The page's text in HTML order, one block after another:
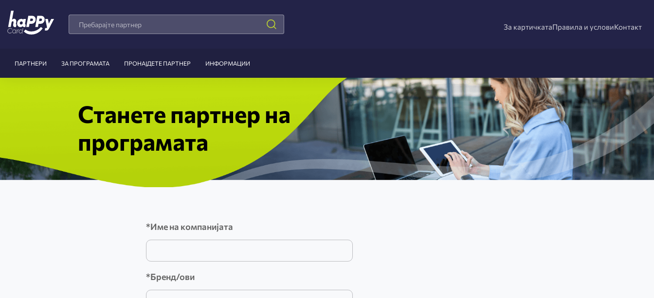
Search
Products
За картичкатаПравила и условиКонтакт
ПАРТНЕРИ ЗА ПРОГРАМАТА ПРОНАЈДЕТЕ ПАРТНЕР ИНФОРМАЦИИ
Станете партнер на
програмата
Форма
*Име на компанијата
*Бренд/ови